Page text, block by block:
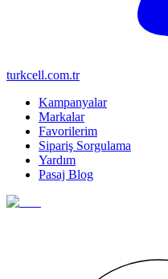
turkcell.com.tr
Kampanyalar
Markalar
Favorilerim
Sipariş Sorgulama
Yardım
Pasaj Blog